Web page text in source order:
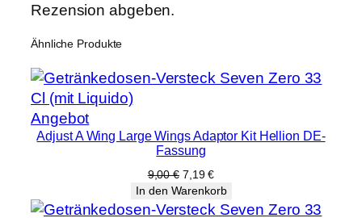
Rezension abgeben.
Ähnliche Produkte
AngebotProdukt
im
Adjust A Wing Large Wings Adaptor Kit Hellion DE-
Fassung
9,00€ Ursprünglicher
Preis
war:
7,19€Aktueller
Preis
ist:
In den Warenkorb